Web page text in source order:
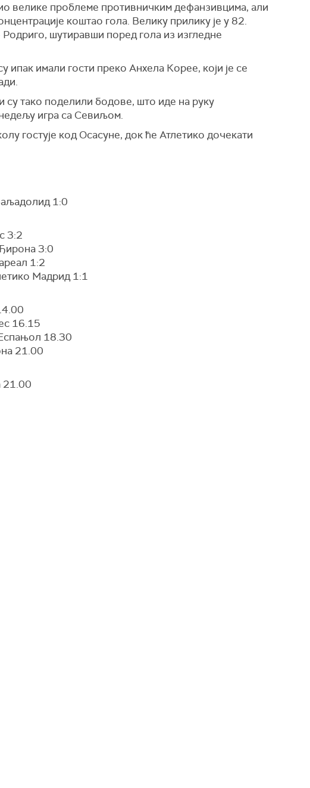
велике проблеме противничким дефанзивцима, али
коштао гола. Велику прилику је у 82.
шутиравши поред гола из изгледне
ипак имали гости преко Анхела Корее, који је се
су тако поделили бодове, што иде на руку
игра са Севиљом.
гостује код Осасуне, док ће Атлетико дочекати
1:0
3:2
3:0
1:2
Мадрид 1:1
16.15
18.30
21.00
21.00